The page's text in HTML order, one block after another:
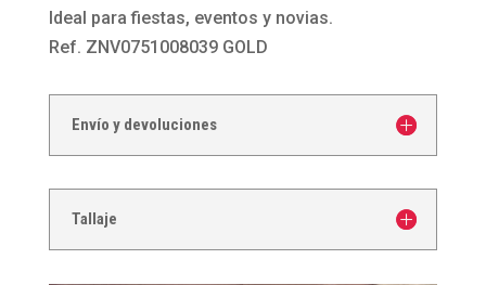
Caballo
cantidad
Ideal para fiestas, eventos y novias.
Ref. ZNV0751008039 GOLD
Envío y devoluciones
Tallaje